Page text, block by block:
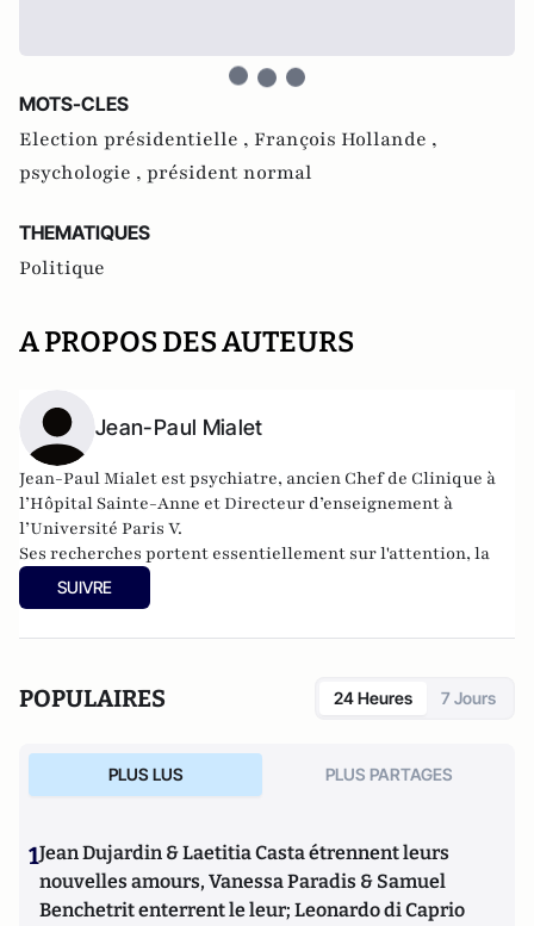
MOTS-CLES
Election présidentielle , François Hollande ,
psychologie , président normal
THEMATIQUES
Politique
A PROPOS DES AUTEURS
Jean-Paul Mialet
Jean-Paul Mialet est psychiatre, ancien Chef de Clinique à
l’Hôpital Sainte-Anne et Directeur d’enseignement à
l’Université Paris V.
Ses recherches portent essentiellement sur l'attention, la
douleur, et dernièrement, la différence des sexes.
Ses travaux l'ont mené à écrire deux livres (
Michel).
SUIVRE
POPULAIRES 24 Heures 7 Jours
PLUS LUS PLUS PARTAGES
1Jean Dujardin & Laetitia Casta étrennent leurs
nouvelles amours, Vanessa Paradis & Samuel
Benchetrit enterrent le leur; Leonardo di Caprio